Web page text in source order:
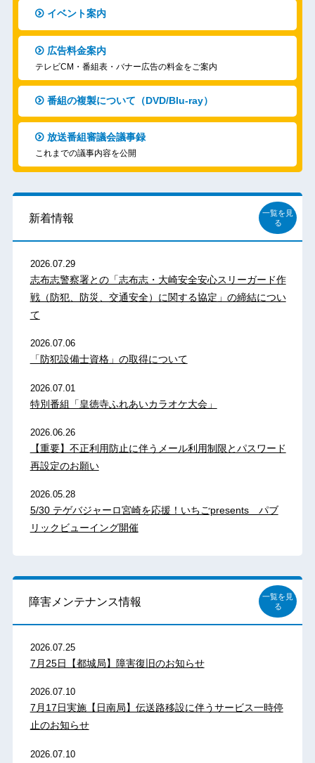
イベント案内
広告料金案内
テレビCM・番組表・バナー広告の料金をご案内
番組の複製について（DVD/Blu-ray）
放送番組審議会議事録
これまでの議事内容を公開
新着情報
一覧を見
る
2026.07.29
志布志警察署との「志布志・大崎安全安心スリーガード作
戦（防犯、防災、交通安全）に関する協定」の締結につい
て
2026.07.06
「防犯設備士資格」の取得について
2026.07.01
特別番組「皇徳寺ふれあいカラオケ大会」
2026.06.26
【重要】不正利用防止に伴うメール利用制限とパスワード
再設定のお願い
2026.05.28
5/30 テゲバジャーロ宮崎を応援！いちごpresents パブ
リックビューイング開催
障害メンテナンス情報
一覧を見
る
2026.07.25
7月25日【都城局】障害復旧のお知らせ
2026.07.10
7月17日実施【日南局】伝送路移設に伴うサービス一時停
止のお知らせ
2026.07.10